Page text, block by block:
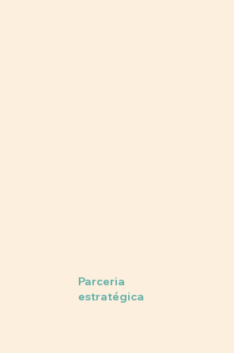
Parceria
estratégica